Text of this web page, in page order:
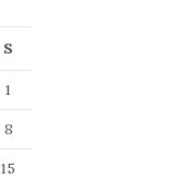
S
1
8
15